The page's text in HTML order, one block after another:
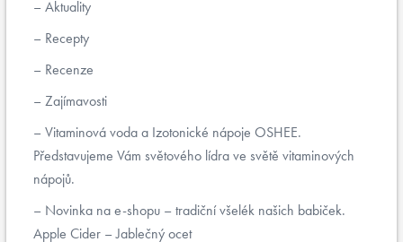
Aktuality
Recepty
Recenze
Zajímavosti
Vitaminová voda a Izotonické nápoje OSHEE.
Představujeme Vám světového lídra ve světě vitaminových
nápojů.
Novinka na e-shopu – tradiční všelék našich babiček.
Apple Cider – Jablečný ocet